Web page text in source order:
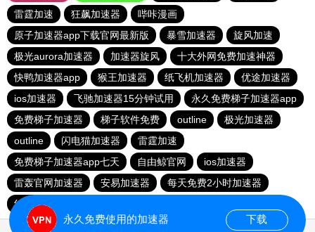
雷霆加速
狂飙加速器
哔咔漫画
原子加速器app下载官网最新版
暴雪加速器
旋风加速
极光aurora加速器
加速器旋风
十大外网免费加速神器
快鸭加速器app
猴王加速器 纸飞机加速器
优途加速器
ios加速器
飞驰加速器15分钟试用
永久免费梯子加速器app
免费梯子加速器
梯子软件免费 outline
极光加速器
outline
闪电猫加速器
雷霆加速
免费梯子加速器app七天
自由鲸官网
ios加速器
雷轰官网加速器
安易加速器
每天免费2小时加速器
红海pro加速器
永久免费使用的加速器 下载